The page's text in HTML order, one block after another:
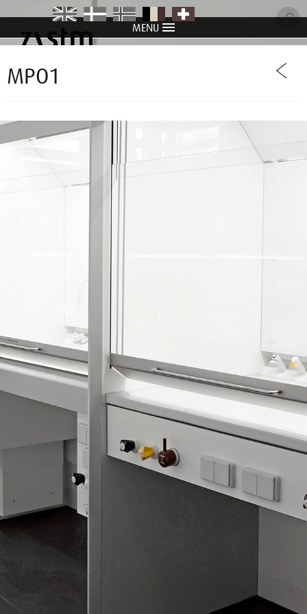
MENU
item item item item item
MPO1